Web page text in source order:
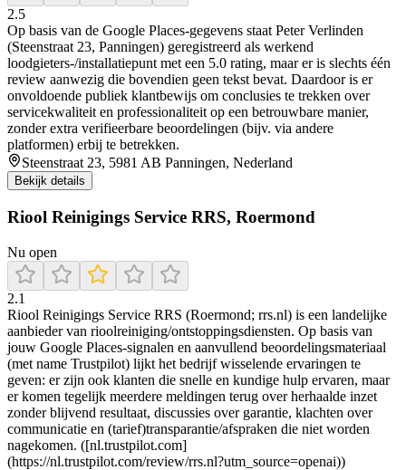
2.5
Op basis van de Google Places-gegevens staat Peter Verlinden
(Steenstraat 23, Panningen) geregistreerd als werkend
loodgieters-/installatiepunt met een 5.0 rating, maar er is slechts één
review aanwezig die bovendien geen tekst bevat. Daardoor is er
onvoldoende publiek klantbewijs om conclusies te trekken over
servicekwaliteit en professionaliteit op een betrouwbare manier,
zonder extra verifieerbare beoordelingen (bijv. via andere
platformen) erbij te betrekken.
Steenstraat 23, 5981 AB Panningen, Nederland
Bekijk details
Riool Reinigings Service RRS, Roermond
Nu open
2.1
Riool Reinigings Service RRS (Roermond; rrs.nl) is een landelijke
aanbieder van rioolreiniging/ontstoppingsdiensten. Op basis van
jouw Google Places-signalen en aanvullend beoordelingsmateriaal
(met name Trustpilot) lijkt het bedrijf wisselende ervaringen te
geven: er zijn ook klanten die snelle en kundige hulp ervaren, maar
er komen tegelijk meerdere meldingen terug over herhaalde inzet
zonder blijvend resultaat, discussies over garantie, klachten over
communicatie en (tarief)transparantie/afspraken die niet worden
nagekomen. ([nl.trustpilot.com]
(https://nl.trustpilot.com/review/rrs.nl?utm_source=openai))